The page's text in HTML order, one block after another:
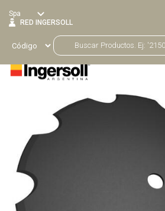
Spa
RED INGERSOLL
Productos